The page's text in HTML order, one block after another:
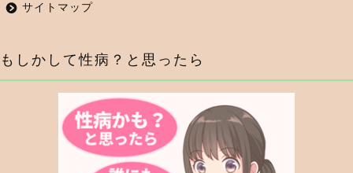
サイトマップ
もしかして性病？と思ったら
症状から調べる
行為から調べる